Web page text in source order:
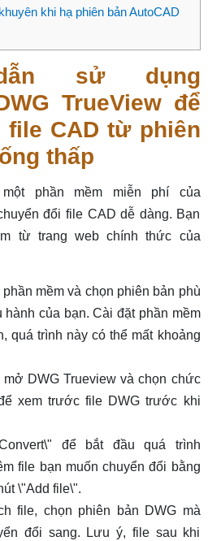
khi hạ phiên bản AutoCAD
sử dụng
TrueView để
file CAD từ phiên
thấp
một phần mềm miễn phí của
đổi file CAD dễ dàng. Bạn
từ trang web chính thức của
mềm và chọn phiên bản phù
của bạn. Cài đặt phần mềm
quá trình này có thể mất khoảng
mở DWG Trueview và chọn chức
xem trước file DWG trước khi
để bắt đầu quá trình
file bạn muốn chuyển đổi bằng
\"Add file\".
file, chọn phiên bản DWG mà
đổi sang. Lưu ý, file sau khi